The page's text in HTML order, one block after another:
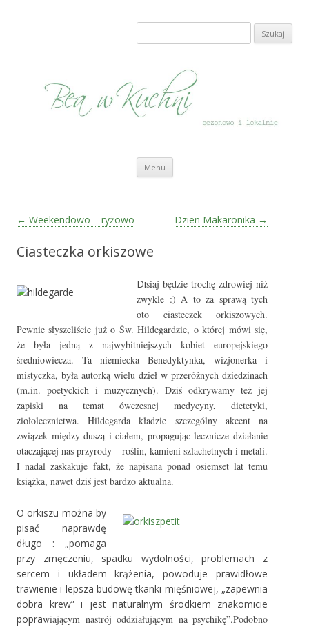
Szukaj:
Menu Przeskocz do treści
Zobacz wpisy
← Weekendowo – ryżowo Dzien Makaronika →
Ciasteczka orkiszowe
Disiaj będzie trochę zdrowiej niż
zwykle :) A to za sprawą tych
oto ciasteczek orkiszowych.
Pewnie słyszeliście już o Św. Hildegardzie, o której mówi się,
że była jedną z najwybitniejszych kobiet europejskiego
średniowiecza. Ta niemiecka Benedyktynka, wizjonerka i
mistyczka, była autorką wielu dzieł w przeróżnych dziedzinach
(m.in. poetyckich i muzycznych). Dziś odkrywamy też jej
zapiski na temat ówczesnej medycyny, dietetyki,
ziołolecznictwa. Hildegarda kładzie szczególnyakcent na
związek między duszą i ciałem, propagując lecznicze działanie
otaczającej nas przyrody – roślin, kamieni szlachetnych i metali.
I nadal zaskakuje fakt, że napisana ponad osiemset lat temu
książka, nawet dziś jest bardzo aktualna.
O orkiszu można by
pisać naprawdę
długo : „pomaga
przy zmęczeniu, spadku wydolności, problemach z
sercem i układem krążenia, powoduje prawidłowe
trawienie i lepsza budowę tkanki mięśniowej, „zapewnia
dobra krew” i jest naturalnym środkiem znakomicie
poprawiającym nastrój oddziałującym na psychikę”.Podobno